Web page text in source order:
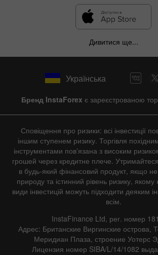
Дивитися ще...
Українська
Бренд InstaForex є зареєстрованою
Сповіщення про ризики: всі інвестиції
іншим ступенем ризику. Торгівля
інструментами пов'язана з високим
грошей через кредитне плече. Утримайтеся
в будь-який фінансовий продукт, якщо не
природу та істинний рівень ризику,
види інвестицій можуть підходити деяким
всім.
InstaFinance Ltd, рег. номер
Адрес: Британские Виргинские острова,
Меридиан Плаза, строение Уотерс
Лицензия номер SIBA/L/14/1082